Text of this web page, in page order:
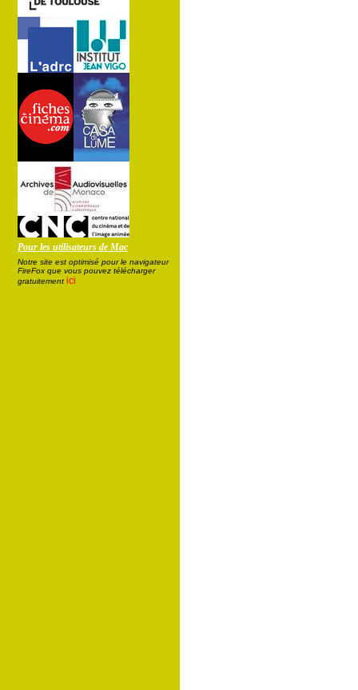
Pour les utilisateurs de Mac
Notre site est optimisé pour le navigateur
FireFox que vous pouvez télécharger
gratuitement ici